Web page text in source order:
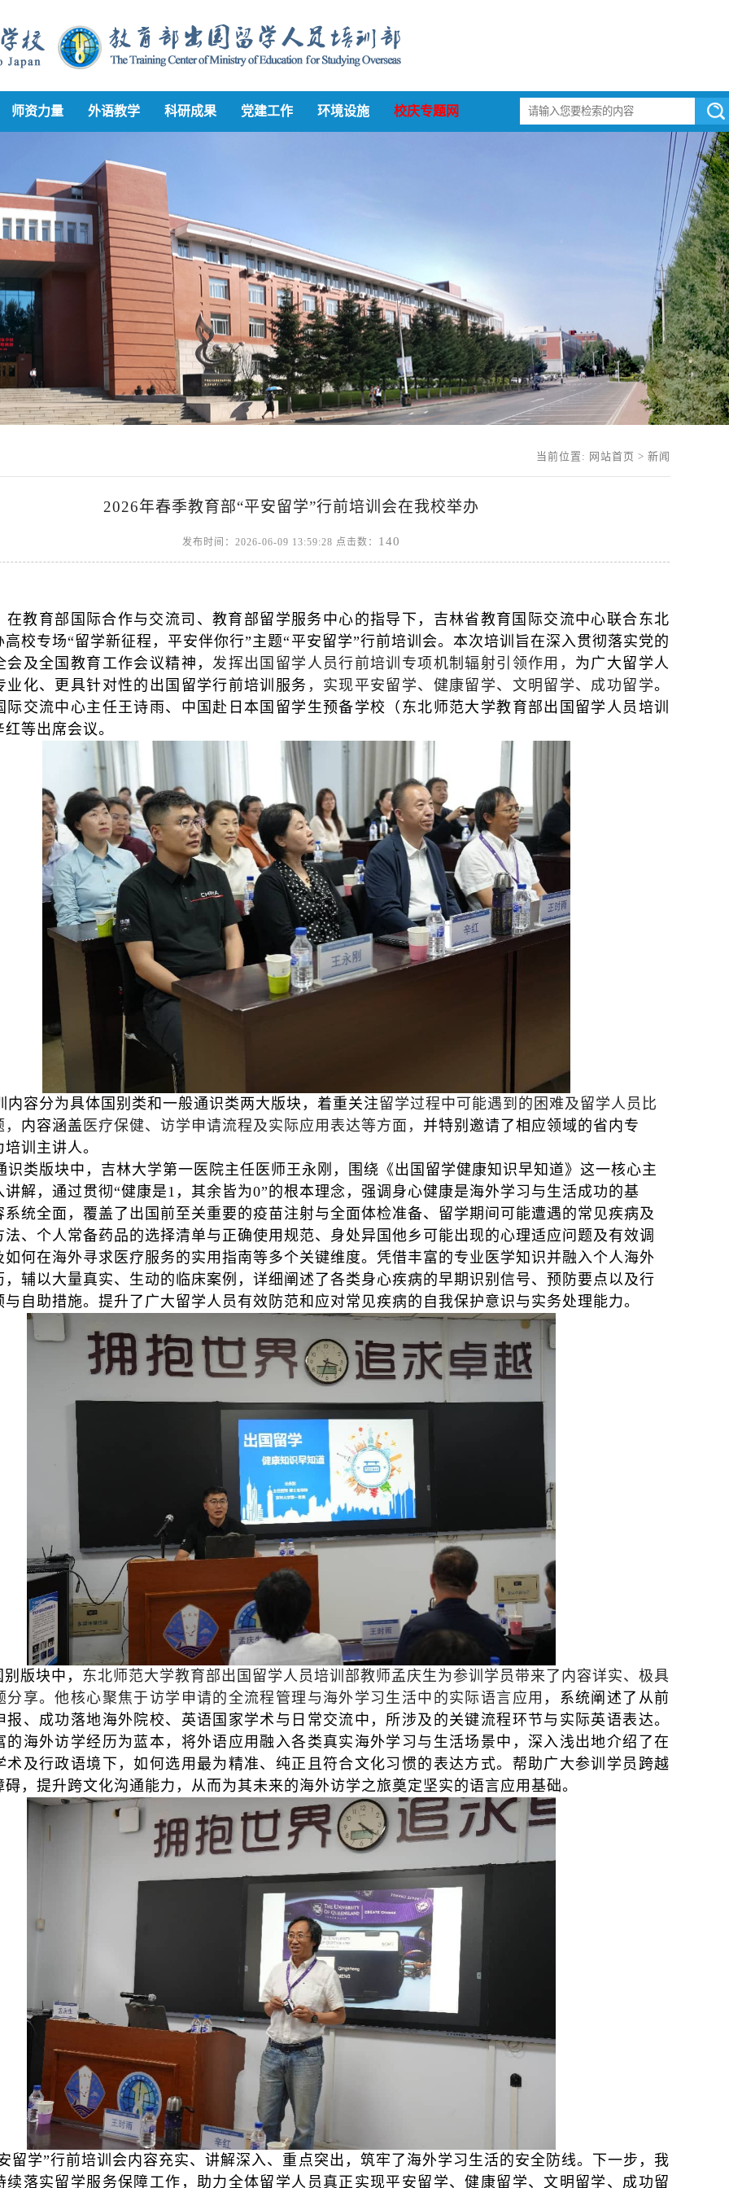
师资力量 外语教学 科研成果 党建工作 环境设施 校庆专题网
当前位置: 网站首页 > 新闻
2026年春季教育部“平安留学”行前培训会在我校举办
发布时间：2026-06-09 13:59:28 点击数： 140
在教育部国际合作与交流司、教育部留学服务中心的指导下，吉林省教育国际交流中心联合东北
高校专场“留学新征程，平安伴你行”主题“平安留学”行前培训会。本次培训旨在深入贯彻落实党的
会及全国教育工作会议精神，发挥出国留学人员行前培训专项机制辐射引领作用， 为广大留学人
业化、更具针对性的出国留学行前培训服务 ，实现平安留学、健康留学、文明留学、成功留学。
际交流中心主任王诗雨、中国赴日本国留学生预备学校（东北师范大学教育部出国留学人员培训
等出席会议。
内容分为具体国别类和一般通识类两大版块，着重关注留学过程中可能遇到的困难及留学人员比
内容涵盖 医疗保健、访学申请流程及实际应用表达等方面， 并特别邀请了相应领域的省内专
训主讲人。
识类版块中，吉林大学第一医院主任医师王永刚，围绕《出国留学健康知识早知道》这一核心主
讲解，通过贯彻“健康是1，其余皆为0”的根本理念，强调身心健康是海外学习与生活成功的基
系统全面，覆盖了出国前至关重要的疫苗注射与全面体检准备、留学期间可能遭遇的常见疾病及
法、个人常备药品的选择清单与正确使用规范、身处异国他乡可能出现的心理适应问题及有效调
如何在海外寻求医疗服务的实用指南等多个关键维度。凭借丰富的专业医学知识并融入个人海外
，辅以大量真实、生动的临床案例，详细阐述了各类身心疾病的早期识别信号、预防要点以及行
与自助措施。提升了广大留学人员有效防范和应对常见疾病的自我保护意识与实务处理能力。
版块中， 东北师范大学教育部出国留学人员培训部教师孟庆生为参训学员带来了内容详实、极具
分享。他核心聚焦于访学申请的全流程管理与海外学习生活中的实际语言应用 ，系统阐述了从前
报、成功落地海外院校、英语国家学术与日常交流中，所涉及的关键流程环节与实际英语表达。
的海外访学经历为蓝本，将外语应用融入各类真实海外学习与生活场景中，深入浅出地介绍了在
术及行政语境下，如何选用最为精准、纯正且符合文化习惯的表达方式。帮助广大参训学员跨越
，提升跨文化沟通能力，从而为其未来的海外访学之旅奠定坚实的语言应用基础。
留学”行前培训会内容充实、讲解深入、重点突出，筑牢了海外学习生活的安全防线。下一步，我
续落实留学服务保障工作，助力全体留学人员真正实现平安留学、健康留学、文明留学、成功留